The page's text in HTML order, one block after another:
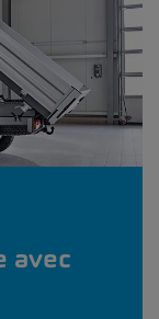
avec